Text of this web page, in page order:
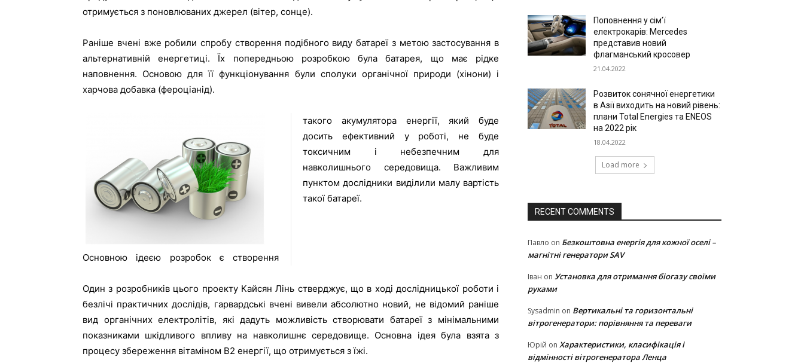
отримується з поновлюваних джерел (вітер, сонце).
Раніше вчені вже робили спробу створення подібного виду батареї з метою застосування в
альтернативній енергетиці. Їх попередньою розробкою була батарея, що має рідке
наповнення. Основою для її функціонування були сполуки органічної природи (хінони) і
харчова добавка (фероціанід).
Основною ідеєю розробок є створення
такого акумулятора енергії, який буде
досить ефективний у роботі, не буде
токсичним і небезпечним для
навколишнього середовища. Важливим
пунктом дослідники виділили малу вартість
такої батареї.
Один з розробників цього проекту Кайсян Лінь стверджує, що в ході дослідницької роботи і
безлічі практичних дослідів, гарвардські вчені вивели абсолютно новий, не відомий раніше
вид органічних електролітів, які дадуть можливість створювати батареї з мінімальними
показниками шкідливого впливу на навколишнє середовище. Основна ідея була взята з
процесу збереження вітаміном В2 енергії, що отримується з їжі.
Поповнення у сім’ї
електрокарів: Mercedes
представив новий
флагманський кросовер
21.04.2022
Розвиток сонячної енергетики
в Азії виходить на новий рівень:
плани Total Energies та ENEOS
на 2022 рік
18.04.2022
Load more
RECENT COMMENTS
Павло on Безкоштовна енергія для кожної оселі –
магнітні генератори SAV
Іван on Установка для отримання біогазу своїми
руками
Sysadmin on Вертикальні та горизонтальні
вітрогенератори: порівняння та переваги
Юрій on Характеристики, класифікація і
відмінності вітрогенератора Ленца